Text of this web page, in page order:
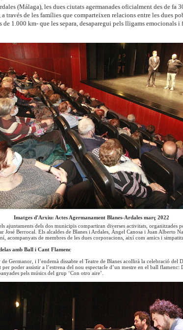
(Málaga), les dues ciutats agermanades oficialment des de fa
través de les famílies que comparteixen relacions entre les dues
1.000 km- que les separa, desaparegui pels lligams emocionals
Imatges d'Arxiu: Actes Agermanament Blanes-Ardales març 2022
ajuntaments dels dos municipis compartiran diverses activitats, organitzades
José Berrocal. Els alcaldes de Blanes i Ardales, Àngel Canosa i Juan Alberto
acompanyats de membres de les dues corporacions, així com amics i
amb Ball i Cant Flamenc
Germanor, i l’endemà dissabte el Teatre de Blanes acollirà la celebració del
poder assistir a l’estrena del nou espectacle d’un mestre en el ball flamenc:
pels músics del grup ‘Con otro aire’.